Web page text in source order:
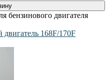
бензинового двигателя
168F/170F